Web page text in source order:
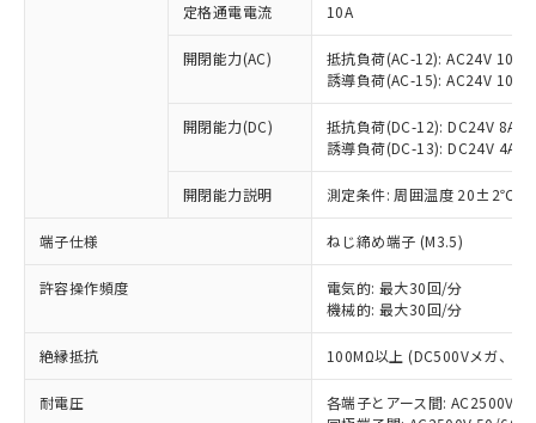
定格通電電流 10A
開閉能力(AC)
抵抗負荷(AC-12): AC24V 10A/
誘導負荷(AC-15): AC24V
開閉能力(DC)
抵抗負荷(DC-12): DC24V 8A/
誘導負荷(DC-13): DC24V 4A/
開閉能力説明 測定条件: 周囲温度 20±2℃、
端子仕様 ねじ締め端子 (M3.5)
許容操作頻度
電気的: 最大30回/分
機械的: 最大30回/分
絶縁抵抗 100MΩ以上 (DC500Vメガ、点
耐電圧
各端子とアース間: AC2500V
ご利用条件
以下の条件をお読みいただき、同意のうえ
本サービスは、当社制御機器事業取扱
商品の当社在庫状況および標準価格
(税抜)を提供させていただくもので
当社制御機器事業取扱商品の中には、
本サービスの対象外となる商品もある
ことをご了承ください。
対応済み：EU RoHS指令（10物質）の
非含有に対応した製品が提供可能な商品で
対応予定：EU RoHS指令（10物質）の非含
有に対応した製品に切り替える予定のある
対応予定なし：EU RoHS指令（10物質）の
非含有に非対応の商品で、対応品を出す予
調査・確認中：EU RoHS指令（10物質）の
非含有の対応状況を調査中または確認中の
商品です。
非該当品：ライセンス料など無形物で、有
害物質有無と関係のない商品です。
仕入先様の事情により、非含有部品として
いたものが、含有品と判明した場合などや
「○」：最大均質材料含有率が中国RoHSの
「×」：最大均質材料含有率が中国RoHSの
基準値を超えていることを示します。
当社は、これら貴社製品のうち、外国